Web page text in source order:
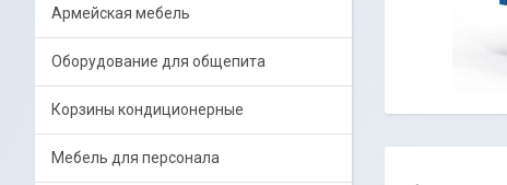
Армейская мебель
Оборудование для общепита
Корзины кондиционерные
Мебель для персонала